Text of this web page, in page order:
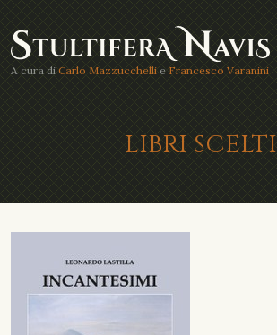
A cura di Carlo Mazzucchelli e Francesco Varanini
LIBRI SCELTI